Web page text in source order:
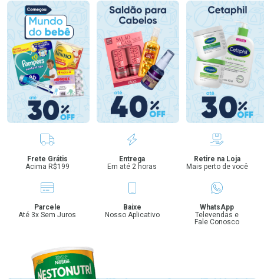
Benefícios
Frete Grátis
Acima R$199
Entrega
Em até 2 horas
Retire na Loja
Mais perto de você
Parcele
Até 3x Sem Juros
Baixe
Nosso Aplicativo
WhatsApp
Televendas e
Fale Conosco